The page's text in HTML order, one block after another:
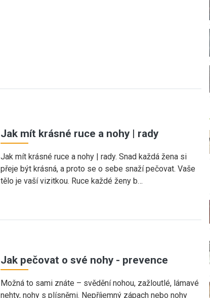
Jak mít krásné ruce a nohy | rady
Jak mít krásné ruce a nohy | rady. Snad každá žena si
přeje být krásná, a proto se o sebe snaží pečovat. Vaše
tělo je vaší vizitkou. Ruce každé ženy b…
Jak pečovat o své nohy - prevence
Možná to sami znáte – svědění nohou, zažloutlé, lámavé
nehty, nohy s plísněmi. Nepříjemný zápach nebo nohy